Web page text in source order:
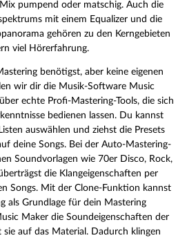
pumpend oder matschig. Auch die
mit einem Equalizer und die
gehören zu den Kerngebieten
viel Hörerfahrung.
benötigst, aber keine eigenen
wir dir die Musik-Software Music
echte Profi-Mastering-Tools, die sich
bedienen lassen. Du kannst
auswählen und ziehst die Presets
deine Songs. Bei der Auto-Mastering-
Soundvorlagen wie 70er Disco, Rock,
die Klangeigenschaften per
Songs. Mit der Clone-Funktion kannst
als Grundlage für dein Mastering
Maker die Soundeigenschaften der
auf das Material. Dadurch klingen